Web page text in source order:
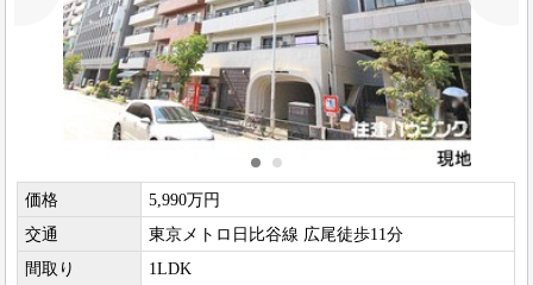
価格
5,990万円
交通
東京メトロ日比谷線 広尾徒歩11分
間取り
1LDK